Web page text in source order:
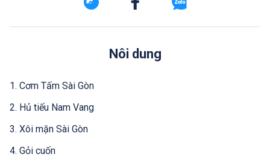
Nôi dung
1. Cơm Tấm Sài Gòn
2. Hủ tiếu Nam Vang
3. Xôi mặn Sài Gòn
4. Gỏi cuốn